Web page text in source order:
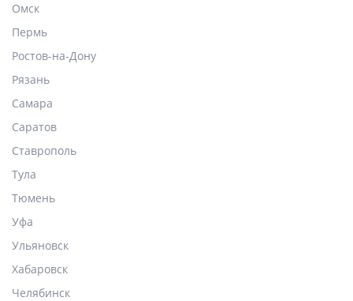
Омск
Пермь
Ростов-на-Дону
Рязань
Самара
Саратов
Ставрополь
Тула
Тюмень
Уфа
Ульяновск
Хабаровск
Челябинск